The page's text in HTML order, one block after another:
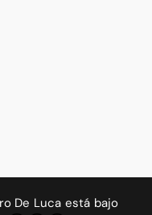
De Luca está bajo